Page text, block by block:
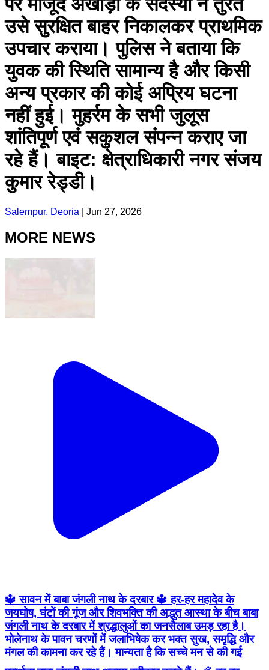
पर मौजूद अखाड़ा के सदस्यों ने तुरंत
उसे सुरक्षित बाहर निकालकर प्राथमिक
उपचार कराया। पुलिस ने बताया कि
युवक की स्थिति सामान्य है और किसी
अन्य प्रकार की कोई अप्रिय घटना
नहीं हुई। मुहर्रम के सभी जुलूस
शांतिपूर्ण एवं सकुशल संपन्न कराए जा
रहे हैं। बाइट: क्षेत्राधिकारी नगर संजय
कुमार रेड्डी।
Salempur, Deoria Jun 27, 2026
MORE NEWS
🔱 सावन में बाबा जंगली नाथ के दरबार 🔱 हर-हर महादेव के
जयघोष, घंटों की गूंज और शिवभक्ति की अद्भुत आस्था के बीच बाबा
जंगली नाथ के दरबार में श्रद्धालुओं का जनसैलाब उमड़ रहा है।
भोलेनाथ के पावन चरणों में जलाभिषेक कर भक्त सुख, समृद्धि और
मंगल की कामना कर रहे हैं। मान्यता है कि सच्चे मन से की गई